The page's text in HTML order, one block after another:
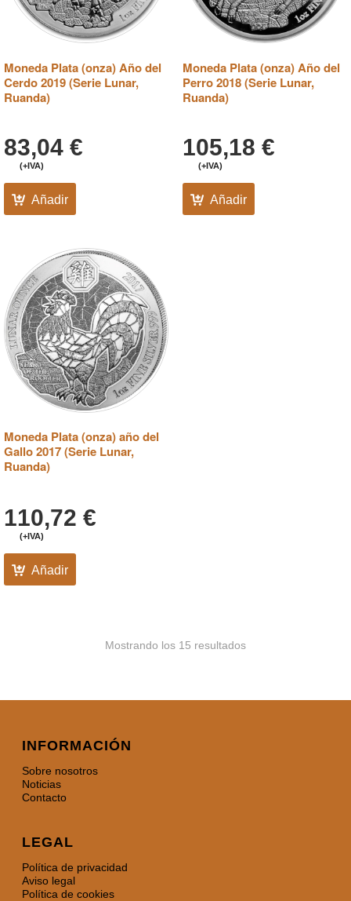
Moneda Plata (onza) Año del
Cerdo 2019 (Serie Lunar,
Ruanda)
83,04 €
(+IVA)
Añadir
Moneda Plata (onza) Año del
Perro 2018 (Serie Lunar,
Ruanda)
105,18 €
(+IVA)
Añadir
Moneda Plata (onza) año del
Gallo 2017 (Serie Lunar,
Ruanda)
110,72 €
(+IVA)
Añadir
Mostrando los 15 resultados
INFORMACIÓN
Sobre nosotros
Noticias
Contacto
LEGAL
Política de privacidad
Aviso legal
Política de cookies